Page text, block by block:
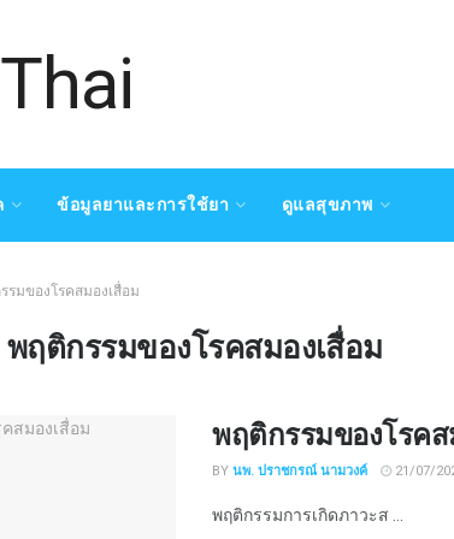
ข้อมูลยาและการใช้ยา ดูแลสุขภาพ
รมของโรคสมองเสื่อม
พฤติกรรมของโรคสมองเสื่อม
พฤติกรรมของโรคส
BY นพ. ปราชกรณ์ นามวงค์ 21/07/
พฤติกรรมการเกิดภาวะส ...